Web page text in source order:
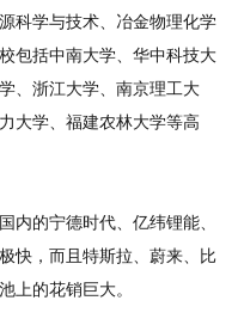
科学与技术、冶金物理化学
包括中南大学、华中科技大
、浙江大学、南京理工大
大学、福建农林大学等高
的宁德时代、亿纬锂能、
快，而且特斯拉、蔚来、比
上的花销巨大。